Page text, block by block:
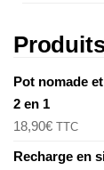
Pot nomade
2 en 1
18,90€ TTC
Recharge en